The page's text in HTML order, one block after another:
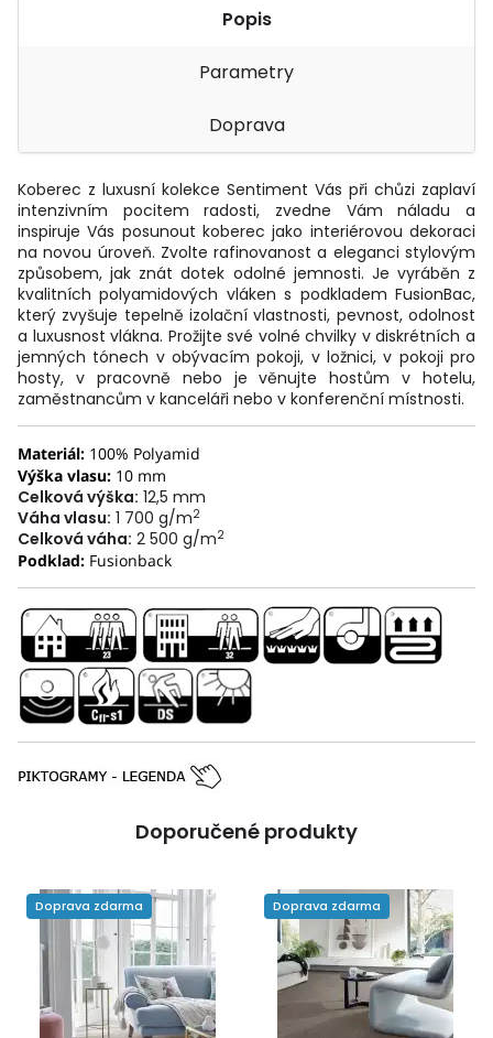
Popis
Parametry
Doprava
Koberec z luxusní kolekce Sentiment Vás při chůzi zaplaví
intenzivním pocitem radosti, zvedne Vám náladu a
inspiruje Vás posunout koberec jako interiérovou dekoraci
na novou úroveň. Zvolte rafinovanost a eleganci stylovým
způsobem, jak znát dotek odolné jemnosti. Je vyráběn z
kvalitních polyamidových vláken s podkladem FusionBac,
který zvyšuje tepelně izolační vlastnosti, pevnost, odolnost
a luxusnost vlákna. Prožijte své volné chvilky v diskrétních a
jemných tónech v obývacím pokoji, v ložnici, v pokoji pro
hosty, v pracovně nebo je věnujte hostům v hotelu,
zaměstnancům v kanceláři nebo v konferenční místnosti.
Materiál: 100% Polyamid
Výška vlasu: 10 mm
Celková výška: 12,5 mm
Váha vlasu: 1 700 g/m2
Celková váha: 2 500 g/m2
Podklad: Fusionback
Doporučené produkty
Doprava zdarma Doprava zdarma